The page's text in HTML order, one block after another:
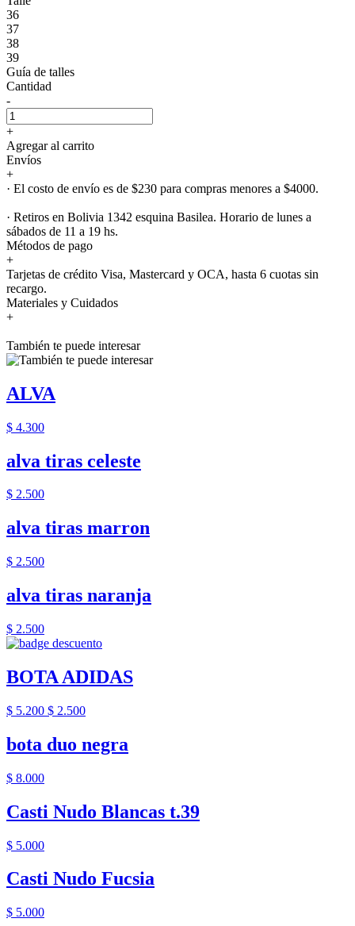
36
37
38
39
Guía de talles
Cantidad
-
+
Agregar al carrito
Envíos
+
· El costo de envío es de $230 para compras menores a $4000.
· Retiros en Bolivia 1342 esquina Basilea. Horario de lunes a
sábados de 11 a 19 hs.
Métodos de pago
+
Tarjetas de crédito Visa, Mastercard y OCA, hasta 6 cuotas sin
recargo.
Materiales y Cuidados
+
También te puede interesar
ALVA
$ 4.300
alva tiras celeste
$ 2.500
alva tiras marron
$ 2.500
alva tiras naranja
$ 2.500
BOTA ADIDAS
$ 5.200 $ 2.500
bota duo negra
$ 8.000
Casti Nudo Blancas t.39
$ 5.000
Casti Nudo Fucsia
$ 5.000